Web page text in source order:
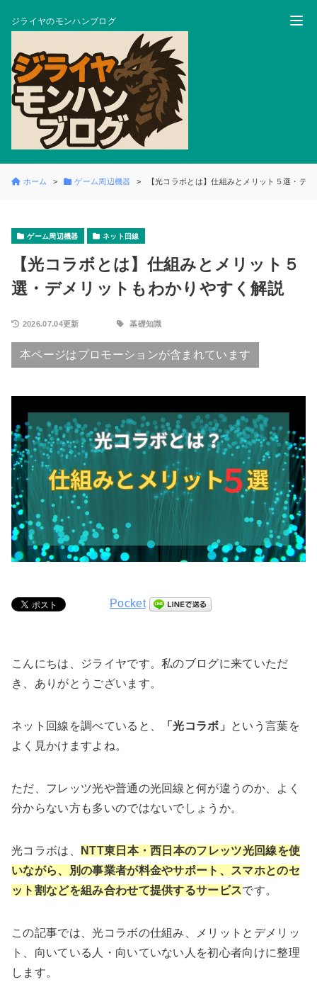
ジライヤのモンハンブログ
ホーム ゲーム周辺機器 【光コラボとは】仕組みとメリット５選・デ
ゲーム周辺機器 ネット回線
【光コラボとは】仕組みとメリット５
選・デメリットもわかりやすく解説
2026.07.04更新 基礎知識
本ページはプロモーションが含まれています
Pocket
こんにちは、ジライヤです。私のブログに来ていただ
き、ありがとうございます。
ネット回線を調べていると、 「光コラボ」
という言葉を
よく見かけますよね。
ただ、フレッツ光や普通の光回線と何が違うのか、よく
分からない方も多いのではないでしょうか。
光コラボは、
NTT東日本・西日本のフレッツ光回線を使
いながら、別の事業者が料金やサポート、スマホとのセ
ット割などを組み合わせて提供するサービスです。
この記事では、光コラボの仕組み、メリットとデメリッ
ト、向いている人・向いていない人を初心者向けに整理
します。